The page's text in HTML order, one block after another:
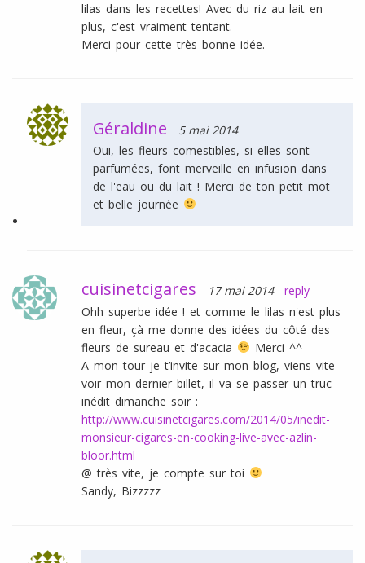
lilas dans les recettes! Avec du riz au lait en
plus, c'est vraiment tentant.
Merci pour cette très bonne idée.
Géraldine
5 mai 2014
Oui, les fleurs comestibles, si elles sont
parfumées, font merveille en infusion dans
de l'eau ou du lait ! Merci de ton petit mot
et belle journée
cuisinetcigares 17 mai 2014 - reply
Ohh superbe idée ! et comme le lilas n'est plus
en fleur, çà me donne des idées du côté des
fleurs de sureau et d'acacia
Merci ^^
A mon tour je t’invite sur mon blog, viens vite
voir mon dernier billet, il va se passer un truc
inédit dimanche soir :
http://www.cuisinetcigares.com/2014/05/inedit-
monsieur-cigares-en-cooking-live-avec-azlin-
bloor.html
@ très vite, je compte sur toi
Sandy, Bizzzzz